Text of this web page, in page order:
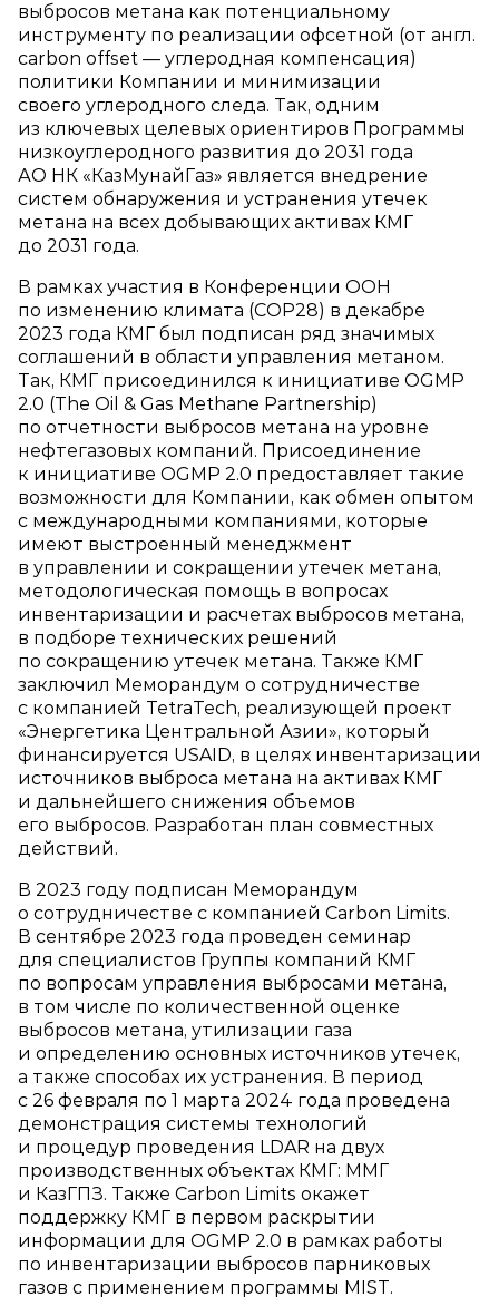
выбросов метана как потенциальному
инструменту по реализации офсетной (от англ.
carbon offset — углеродная компенсация)
политики Компании и минимизации
своего углеродного следа. Так, одним
из ключевых целевых ориентиров Программы
низкоуглеродного развития до 2031 года
АО НК «КазМунайГаз» является внедрение
систем обнаружения и устранения утечек
метана на всех добывающих активах КМГ
до 2031 года.
В рамках участия в Конференции ООН
по изменению климата (COP28) в декабре
2023 года КМГ был подписан ряд значимых
соглашений в области управления метаном.
Так, КМГ присоединился к инициативе OGMP
2.0 (The Oil & Gas Methane Partnership)
по отчетности выбросов метана на уровне
нефтегазовых компаний. Присоединение
к инициативе OGMP 2.0 предоставляет такие
возможности для Компании, как обмен опытом
с международными компаниями, которые
имеют выстроенный менеджмент
в управлении и сокращении утечек метана,
методологическая помощь в вопросах
инвентаризации и расчетах выбросов метана,
в подборе технических решений
по сокращению утечек метана. Также КМГ
заключил Меморандум о сотрудничестве
с компанией TetraTech, реализующей проект
«Энергетика Центральной Азии», который
финансируется USAID, в целях инвентаризации
источников выброса метана на активах КМГ
и дальнейшего снижения объемов
его выбросов. Разработан план совместных
действий.
В 2023 году подписан Меморандум
о сотрудничестве с компанией Carbon Limits.
В сентябре 2023 года проведен семинар
для специалистов Группы компаний КМГ
по вопросам управления выбросами метана,
в том числе по количественной оценке
выбросов метана, утилизации газа
и определению основных источников утечек,
а также способах их устранения. В период
с 26 февраля по 1 марта 2024 года проведена
демонстрация системы технологий
и процедур проведения LDAR на двух
производственных объектах КМГ: ММГ
и КазГПЗ. Также Carbon Limits окажет
поддержку КМГ в первом раскрытии
информации для OGMP 2.0 в рамках работы
по инвентаризации выбросов парниковых
газов с применением программы MIST.